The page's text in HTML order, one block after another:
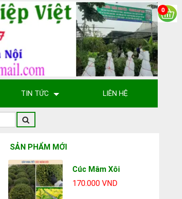
TIN TỨC LIÊN HỆ
0
SẢN PHẨM MỚI
Cúc Mâm Xôi
170.000 VND